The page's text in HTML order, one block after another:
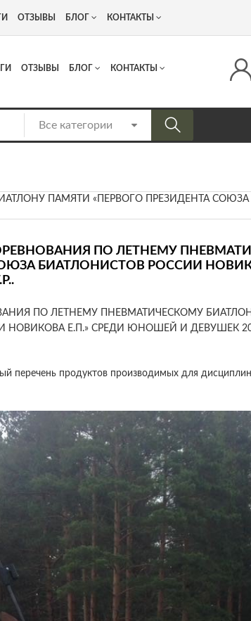
проезд 13 +7 (917) 537 17 16
ОТЗЫВЫ БЛОГ КОНТАКТЫ
ОТЗЫВЫ БЛОГ КОНТАКТЫ
ПАМЯТИ «ПЕРВОГО ПРЕЗИДЕНТА
ПО ЛЕТНЕМУ
БИАТЛОНИСТОВ РОССИИ
ПО ЛЕТНЕМУ ПНЕВМАТИЧЕСКОМУ
Е.П.» СРЕДИ ЮНОШЕЙ И ДЕВУШЕК 2002
перечень продуктов производимых для